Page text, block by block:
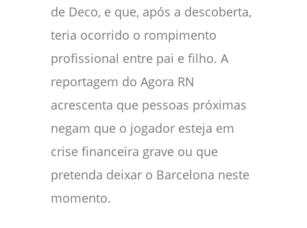
de Deco, e que, após a descoberta,
teria ocorrido o rompimento
profissional entre pai e filho. A
reportagem do Agora RN
acrescenta que pessoas próximas
negam que o jogador esteja em
crise financeira grave ou que
pretenda deixar o Barcelona neste
momento.